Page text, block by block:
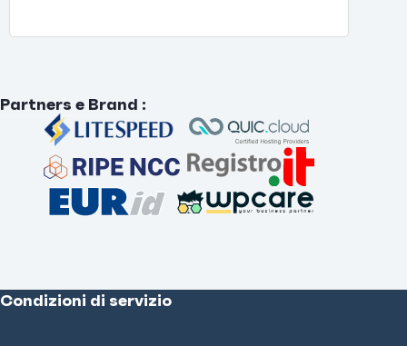
Partners e Brand :
Condizioni di servizio